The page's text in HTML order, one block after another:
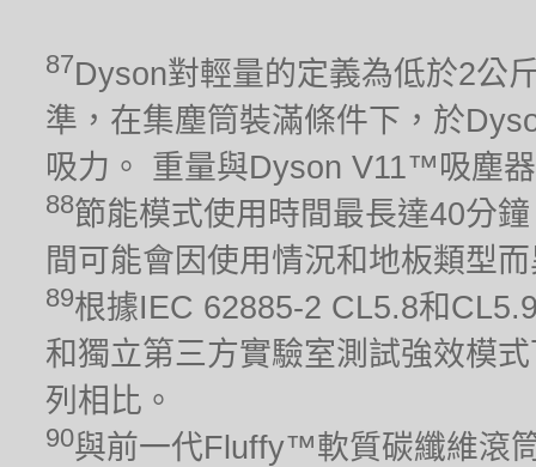
87Dyson對輕量的定義為低於2公
準，在集塵筒裝滿條件下，於
吸力。 重量與Dyson V11™吸塵
88節能模式使用時間最長達40分
間可能會因使用情況和地板類型
89根據IEC 62885-2 CL5.8和
和獨立第三方實驗室測試強效模
列相比。
90與前一代Fluffy™軟質碳纖維滾